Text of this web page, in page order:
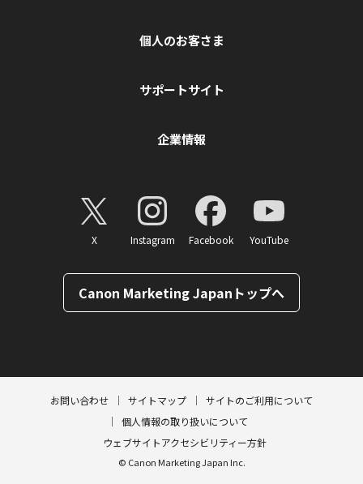
個人のお客さま
サポートサイト
企業情報
X Instagram Facebook YouTube
Canon Marketing Japanトップへ
お問い合わせ サイトマップ
サイトのご利用について
個人情報の取り扱いについて
ウェブサイトアクセシビリティー方針
© Canon Marketing Japan Inc.